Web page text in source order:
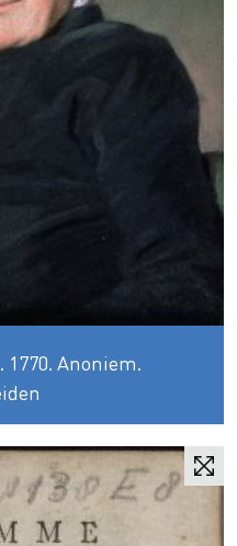
1770. Anoniem.